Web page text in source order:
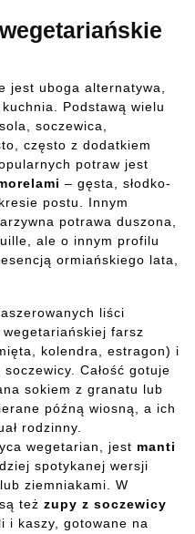
jest uboga alternatywa,
Podstawą wielu
soczewica,
często z dodatkiem
potraw jest
– gęsta, słodko-
postu. Innym
potrawa duszona,
ale o innym profilu
ormiańskiego lata,
liści
farsz
kolendra, estragon) i
Całość gotuje
sokiem z granatu lub
późną wiosną, a ich
rodzinny.
wegetarian, jest manti
spotykanej wersji
ziemniakami. W
też zupy z soczewicy
i kaszy, gotowane na